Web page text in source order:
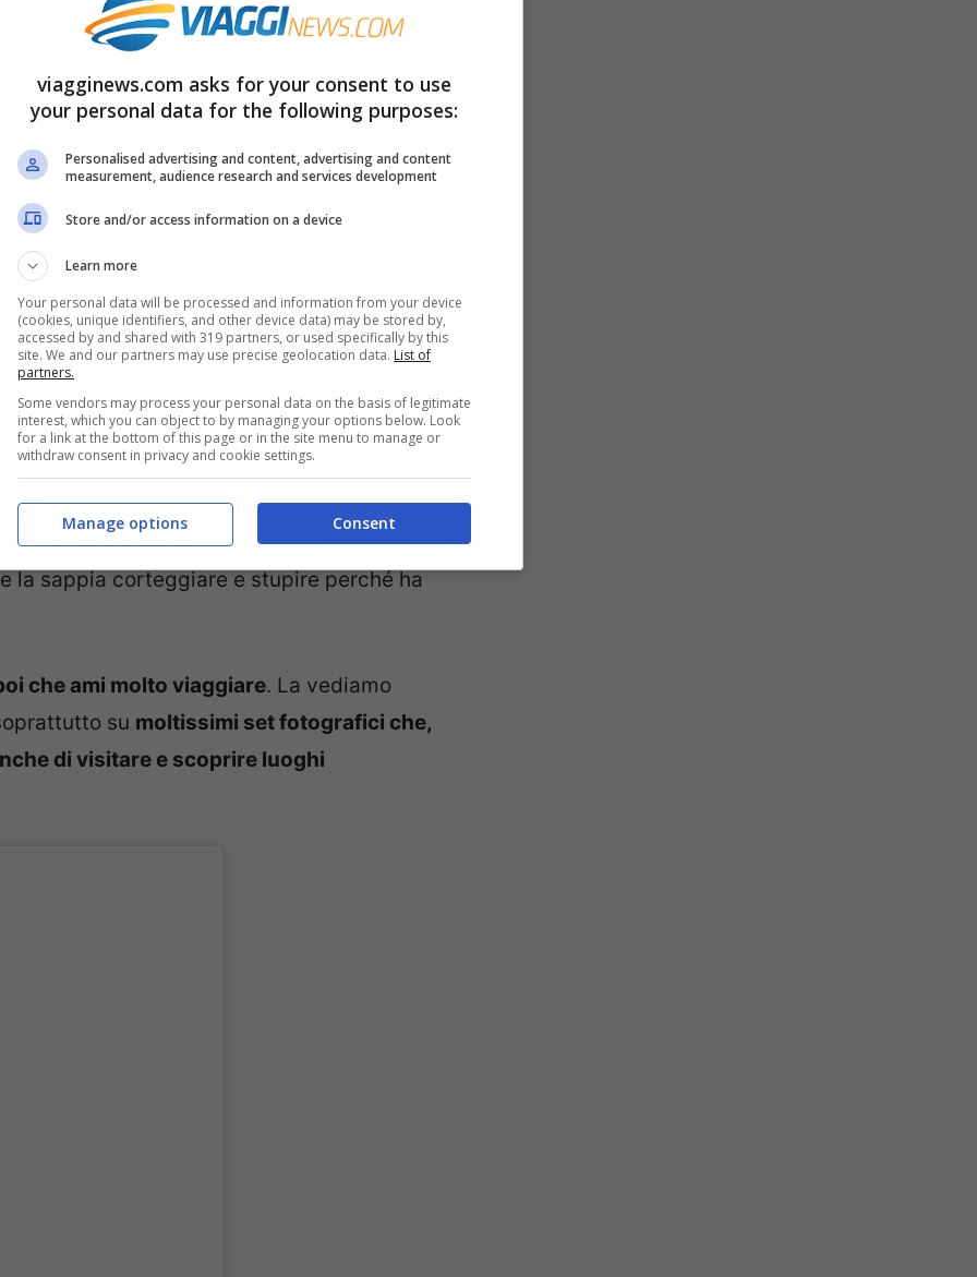
sembra che la futura tronista di
casa
immersa nel verde e con un grande
Capitale insomma.
di Scienze Politiche e Relazioni
infatti già approdata nel dating show
.
Lavinia?
di Witty TV, Lavinia si è mostrata come
mancano solo sei esami alla laurea e, a
legata e che ringrazia: “Non hanno mai
Nel programma di Maria De Filippi
la sappia corteggiare e stupire perché ha
che ami molto viaggiare. La vediamo
su moltissimi set fotografici che,
di visitare e scoprire luoghi
viagginews.com asks for your consent to use
your personal data for the following purposes:
Personalised advertising and content, advertising and content
measurement, audience research and services development
Store and/or access information on a device
Learn more
Your personal data will be processed and information from your device
(cookies, unique identifiers, and other device data) may be stored by,
accessed by and shared with 319 partners, or used specifically by this
site. We and our partners may use precise geolocation data. List of
partners.
Some vendors may process your personal data on the basis of legitimate
interest, which you can object to by managing your options below. Look
for a link at the bottom of this page or in the site menu to manage or
withdraw consent in privacy and cookie settings.
Consent
Manage options